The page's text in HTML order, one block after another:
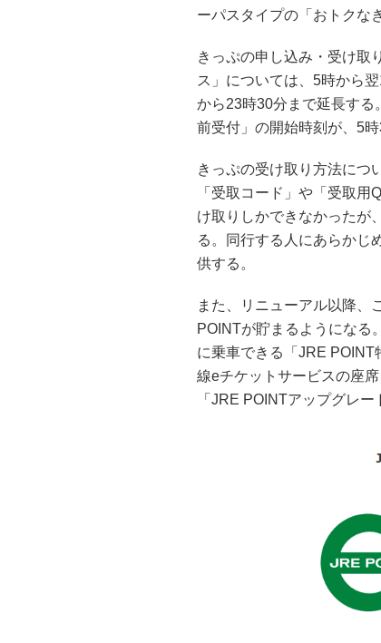
ーパスタイプの「おトクな
きっぷの申し込み・受け取
ス」については、5時から
から23時30分まで延長す
前受付」の開始時刻が、5
きっぷの受け取り方法につ
「受取コード」や「受取
け取りしかできなかったが
る。同行する人にあらかじ
供する。
また、リニューアル以降、
POINTが貯まるようになる
に乗車できる「JRE
線eチケットサービスの座
「JRE POINTアップグレー